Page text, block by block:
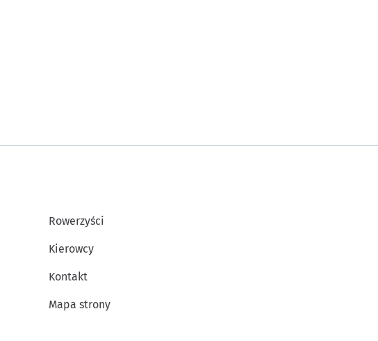
Rowerzyści
Kierowcy
Kontakt
Mapa strony